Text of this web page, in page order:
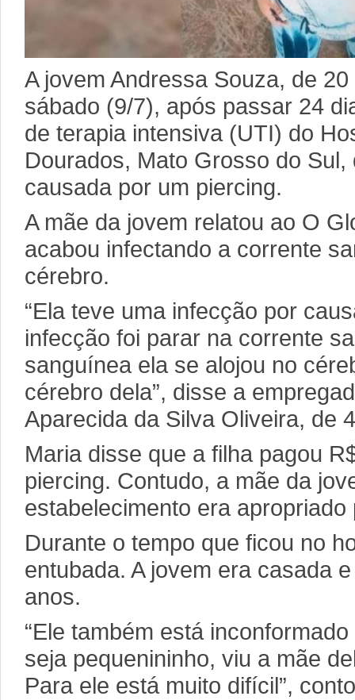
A jovem Andressa Souza, de
sábado (9/7), após passar 24
de terapia intensiva (UTI) do
Dourados, Mato Grosso do
causada por um piercing.
A mãe da jovem relatou ao O
acabou infectando a corrente
cérebro.
“Ela teve uma infecção por
infecção foi parar na corrente
sanguínea ela se alojou no
cérebro dela”, disse a
Aparecida da Silva Oliveira, de
Maria disse que a filha pagou
piercing. Contudo, a mãe da
estabelecimento era
Durante o tempo que ficou no
entubada. A jovem era casada
anos.
“Ele também está
seja pequenininho, viu a mãe
Para ele está muito difícil”,